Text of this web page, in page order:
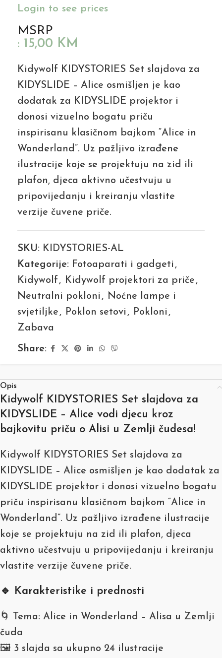
Login to see prices
MSRP
: 15,00 KM
Kidywolf KIDYSTORIES Set slajdova za
KIDYSLIDE – Alice osmišljen je kao
dodatak za KIDYSLIDE projektor i
donosi vizuelno bogatu priču
inspirisanu klasičnom bajkom “Alice in
Wonderland”. Uz pažljivo izrađene
ilustracije koje se projektuju na zid ili
plafon, djeca aktivno učestvuju u
pripovijedanju i kreiranju vlastite
verzije čuvene priče.
SKU: KIDYSTORIES-AL
Kategorije: Fotoaparati i gadgeti ,
Kidywolf , Kidywolf projektori za priče ,
Neutralni pokloni , Noćne lampe i
svjetiljke , Poklon setovi , Pokloni ,
Zabava
Share:
Opis
Kidywolf KIDYSTORIES Set slajdova za
KIDYSLIDE – Alice vodi djecu kroz
bajkovitu priču o Alisi u Zemlji čudesa!
Kidywolf KIDYSTORIES Set slajdova za
KIDYSLIDE – Alice osmišljen je kao dodatak za
KIDYSLIDE projektor i donosi vizuelno bogatu
priču inspirisanu klasičnom bajkom “Alice in
Wonderland”. Uz pažljivo izrađene ilustracije
koje se projektuju na zid ili plafon, djeca
aktivno učestvuju u pripovijedanju i kreiranju
vlastite verzije čuvene priče.
🔹 Karakteristike i prednosti
🌀 Tema: Alice in Wonderland – Alisa u Zemlji
čuda
🖼️ 3 slajda sa ukupno 24 ilustracije